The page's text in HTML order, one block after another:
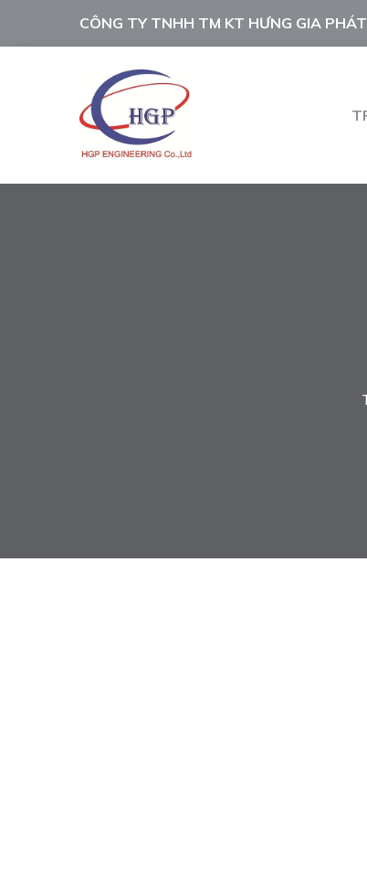
CÔNG TY TNHH TM KT HƯNG GIA PHÁT